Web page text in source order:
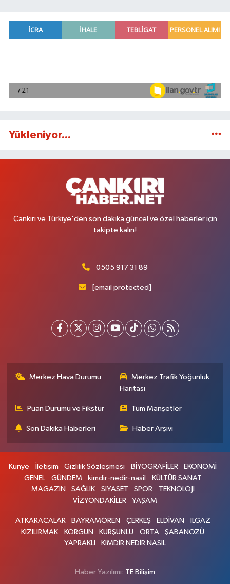
Yükleniyor...
Çankırı ve Türkiye'den son dakika güncel ve özel haberler için
takipte kalın!
0505 917 31 89
[email protected]
Merkez Hava Durumu
Merkez Trafik Yoğunluk
Haritası
Puan Durumu ve Fikstür Tüm Manşetler
Son Dakika Haberleri Haber Arşivi
Künye İletişim Gizlilik Sözleşmesi BİYOGRAFİLER
EKONOMİ
GENEL
GÜNDEM kimdir-nedir-nasil
KÜLTÜR SANAT
MAGAZİN
SAĞLIK SİYASET SPOR
TEKNOLOJİ
VİZYONDAKİLER
YAŞAM
ATKARACALAR BAYRAMÖREN ÇERKEŞ ELDİVAN
ILGAZ
KIZILIRMAK
KORGUN KURŞUNLU ORTA
ŞABANÖZÜ
YAPRAKLI
KİMDİR NEDİR NASIL
Haber Yazılımı: TE Bilişim